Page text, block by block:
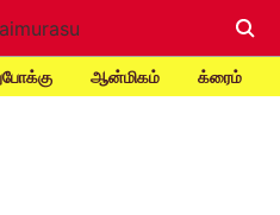
ஆன்மிகம் க்ரைம்